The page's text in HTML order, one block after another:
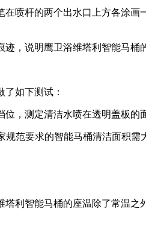
杆的两个出水口上方各涂画
说明鹰卫浴维塔利智能马桶
如下测试：
，测定清洁水喷在透明盖板的
要求的智能马桶清洁面积需
智能马桶的座温除了常温之